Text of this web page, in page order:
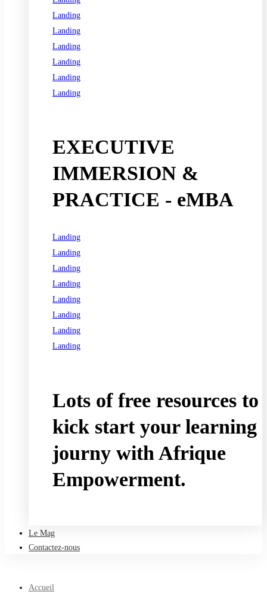
Landing
Landing
Landing
Landing
Landing
Landing
EXECUTIVE
IMMERSION &
PRACTICE - eMBA
Landing
Landing
Landing
Landing
Landing
Landing
Landing
Landing
Lots of free resources to
kick start your learning
journy with Afrique
Empowerment.
Le Mag
Contactez-nous
Accueil